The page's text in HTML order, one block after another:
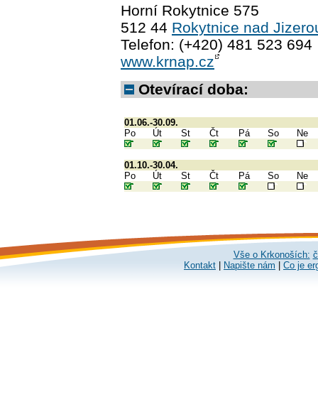
Horní Rokytnice 575
512 44 Rokytnice nad
Telefon: (+420) 481 523 694
www.krnap.cz
Otevírací doba:
01.06.-30.09.
Po
Út St Čt Pá So Ne
01.10.-30.04.
Po
Út St Čt Pá So Ne
Vše o Krkonoších:
Kontakt
Napište nám Co je